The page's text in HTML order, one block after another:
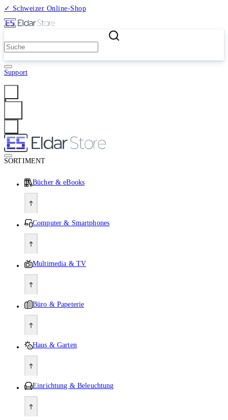
✓ Schweizer Online-Shop
Support
SORTIMENT
Bücher & eBooks
Computer & Smartphones
Multimedia & TV
Büro & Papeterie
Haus & Garten
Einrichtung & Beleuchtung